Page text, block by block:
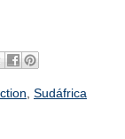
, Sudáfrica